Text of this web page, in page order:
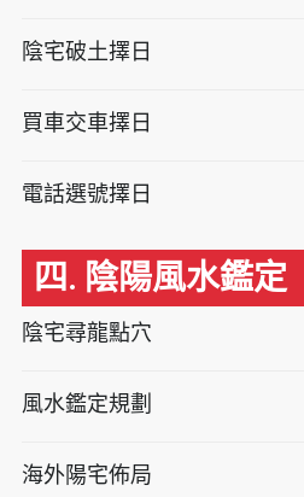
陰宅破土擇日
買車交車擇日
電話選號擇日
四. 陰陽風水鑑定
陰宅尋龍點穴
風水鑑定規劃
海外陽宅佈局